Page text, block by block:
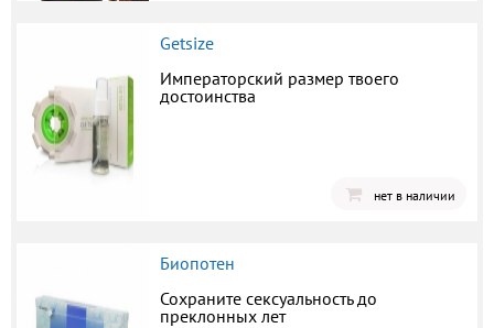
Getsize
Императорский размер твоего
достоинства
нет в наличии
Биопотен
Сохраните сексуальность до
преклонных лет